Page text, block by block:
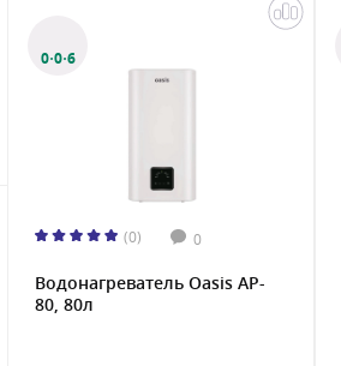
0·0·6
(0) 0
Водонагреватель Oasis AP-
80, 80л